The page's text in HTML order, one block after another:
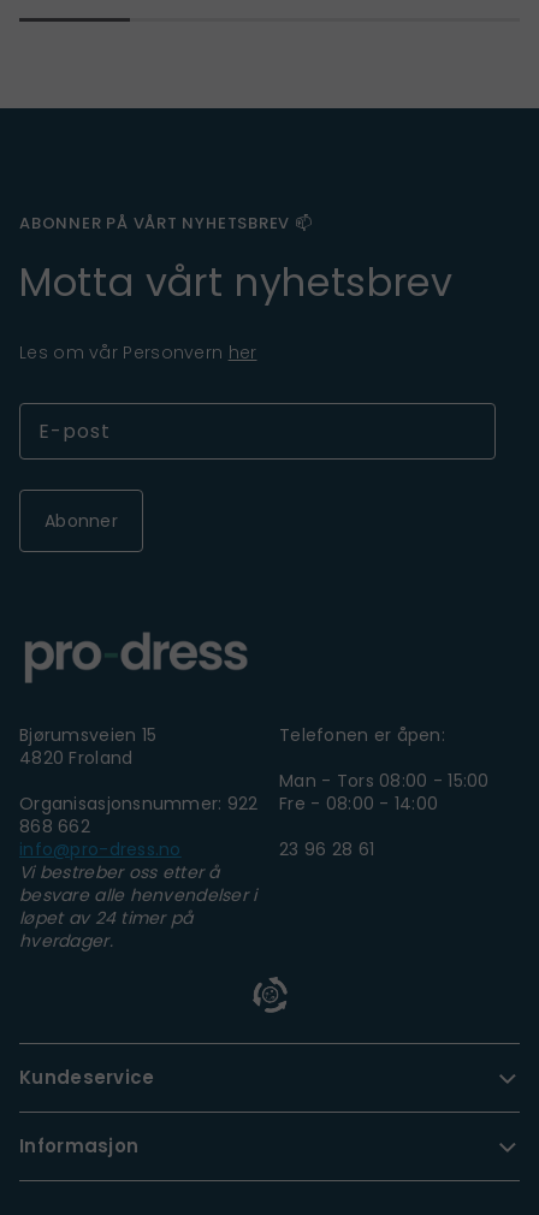
ABONNER PÅ VÅRT NYHETSBREV 📫
Motta vårt nyhetsbrev
Les om vår Personvern her
Abonner
Bjørumsveien 15
4820 Froland
Organisasjonsnummer: 922
868 662
info@pro-dress.no
Vi bestreber oss etter å
besvare alle henvendelser i
løpet av 24 timer på
hverdager.
Telefonen er åpen:
Man - Tors 08:00 - 15:00
Fre - 08:00 - 14:00
23 96 28 61
Kundeservice
Informasjon